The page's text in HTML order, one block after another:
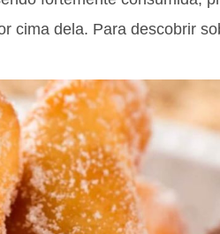
cima dela. Para descobrir